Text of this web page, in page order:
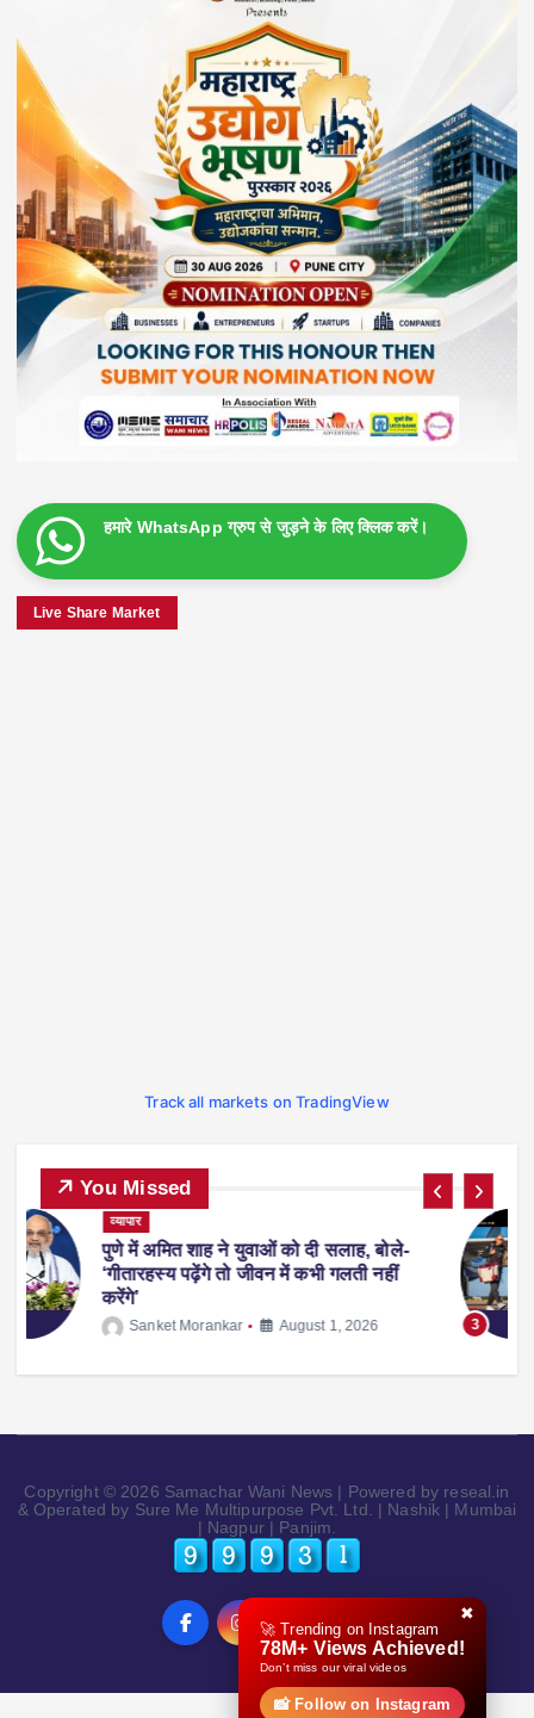
✖
🚀 Trending on Instagram
78M+ Views Achieved!
Don’t miss our viral videos
📸 Follow on Instagram
हमारे WhatsApp ग्रुप से जुड़ने के लिए क्लिक करें।
Live Share Market
Track all markets on TradingView
You Missed
3
फीफा वर्ल्ड कप 2026 से लौटते समय एरलिंग
हालैंड अपने साथ ले आए ‘व्हिस्की रैकून’, वजह
Sanket Morankar July 14, 2026
Copyright © 2026 Samachar Wani News | Powered by reseal.in
& Operated by Sure Me Multipurpose Pvt. Ltd. | Nashik | Mumbai
| Nagpur | Panjim.